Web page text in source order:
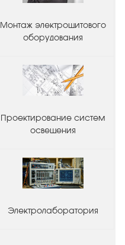
Монтаж электрощитового
оборудования
Проектирование систем
освещения
Электролаборатория